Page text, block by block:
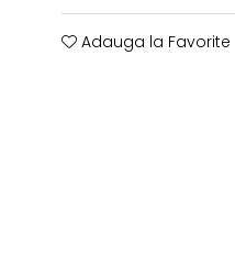
Adauga la Favorite